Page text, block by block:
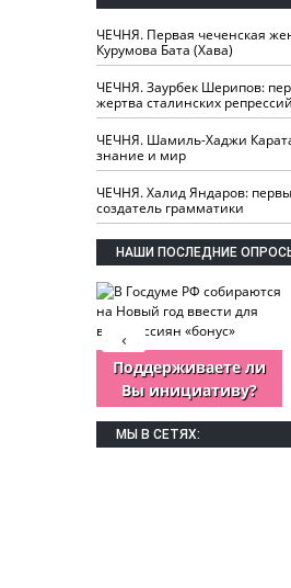
ЧЕЧНЯ. Первая чеченская
Курумова Бата (Хава)
ЧЕЧНЯ. Заурбек Шерипов:
жертва сталинских репрессий
ЧЕЧНЯ. Шамиль-Хаджи
знание и мир
ЧЕЧНЯ. Халид Яндаров:
создатель грамматики
НАШИ ПОСЛЕДНИЕ
Поддерживаете ли
Вы инициативу?
‹
МЫ В СЕТЯХ: